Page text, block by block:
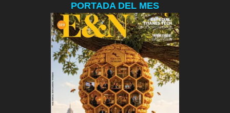
PORTADA DEL MES